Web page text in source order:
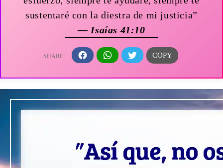
sustentaré con la diestra de mi justicia”
— Isaías 41:10